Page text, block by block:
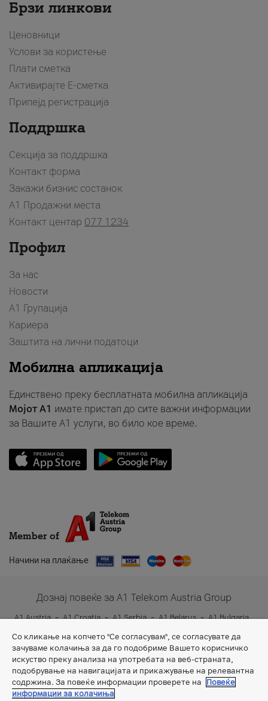
Брзи линкови
Ценовници
Услови за користење
Плати сметка
Активирајте Е-сметка
Припејд регистрација
Поддршка
Секција за поддршка
Контакт форма
Закажи бизнис состанок
A1 Продажни места
Контакт центар 077 1234
Профил
За нас
Новости
А1 Групација
Кариера
Заштита на лични податоци
Мобилна апликација
Единствено преку бесплатната мобилна апликација
Мојот A1 имате пристап до сите важни информации
за Вашите A1 услуги, во било кое време.
Member of
Начини на плаќање
Дознај повеќе за A1 Telekom Austria Group
A1 Austria A1 Croatia A1 Serbia A1 Belarus
A1 Bulgaria
A1 Slovenia
A1 Digital
Со кликање на копчето "Се согласувам", се согласувате да
зачуваме колачиња за да го подобриме Вашето корисничко
искуство преку анализа на употребата на веб-страната,
подобрување на навигацијата и прикажување на релевантна
содржина. За повеќе информации проверете на
Повеќе
информации за колачиња